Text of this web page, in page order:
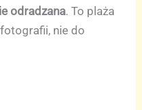
odradzana. To plaża
nie do